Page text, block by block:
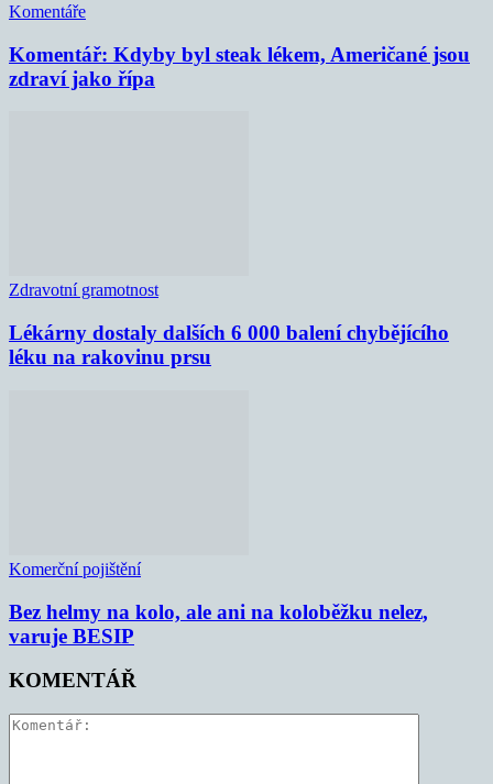
Komentáře
Komentář: Kdyby byl steak lékem, Američané jsou
zdraví jako řípa
Zdravotní gramotnost
Lékárny dostaly dalších 6 000 balení chybějícího
léku na rakovinu prsu
Komerční pojištění
Bez helmy na kolo, ale ani na koloběžku nelez,
varuje BESIP
KOMENTÁŘ